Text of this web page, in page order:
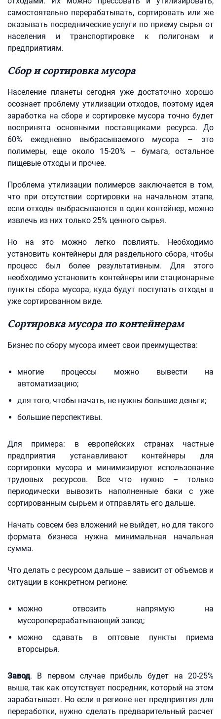
самостоятельно перерабатывать, сортировать или же
оказывать посреднические услуги по приему сырья от
населения и транспортировке к полигонам и
предприятиям.
Сбор и сортировка мусора
Население планеты сегодня уже достаточно хорошо
осознает проблему утилизации отходов, поэтому идея
заработка на сборе и сортировке мусора точно будет
воспринята основными поставщиками ресурса. До
60% ежедневно выбрасываемого мусора – это
полимеры, еще около 15-20% – бумага, остальное
пищевые отходы и прочее.
Проблема утилизации полимеров заключается в том,
что при отсутствии сортировки на начальном этапе,
если отходы выбрасываются в один контейнер, можно
извлечь из них только 25% ценного сырья.
Но на это можно легко повлиять. Необходимо
установить контейнеры для раздельного сбора, чтобы
процесс был более результативным. Для этого
необходимо установить контейнеры или стационарные
пункты сбора мусора, куда будут поступать отходы в
уже сортированном виде.
Сортировка мусора по контейнерам
Бизнес по сбору мусора имеет свои преимущества:
многие процессы можно вывести на
автоматизацию;
для того, чтобы начать, не нужны большие деньги;
большие перспективы.
Для примера: в европейских странах частные
предприятия устанавливают контейнеры для
сортировки мусора и минимизируют использование
трудовых ресурсов. Все что нужно – только
периодически вывозить наполненные баки с уже
сортированным сырьем и отправлять его дальше.
Начать совсем без вложений не выйдет, но для такого
формата бизнеса нужна минимальная начальная
сумма.
Что делать с ресурсом дальше – зависит от объемов и
ситуации в конкретном регионе:
можно отвозить напрямую на
мусороперерабатывающий завод;
можно сдавать в оптовые пункты приема
вторсырья.
Завод. В первом случае прибыль будет на 20-25%
выше, так как отсутствует посредник, который на этом
зарабатывает. Но если в регионе нет предприятия для
переработки, нужно сделать предварительный расчет